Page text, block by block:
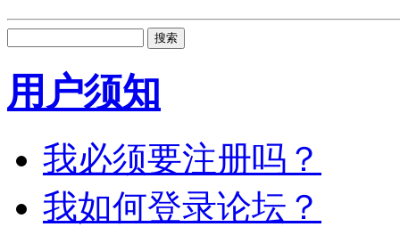
搜索
用户须知
我必须要注册吗？
我如何登录论坛？